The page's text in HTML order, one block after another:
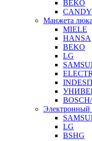
BEKO
Манжета люка
MIELE
HANSA
BEKO
LG
Электронный
LG
BSHG